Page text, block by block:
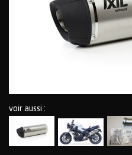
voir aussi :